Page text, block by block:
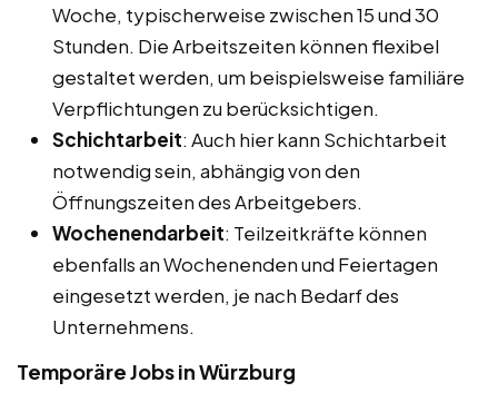
Woche, typischerweise zwischen 15 und 30
Stunden. Die Arbeitszeiten können flexibel
gestaltet werden, um beispielsweise familiäre
Verpflichtungen zu berücksichtigen.
Schichtarbeit: Auch hier kann Schichtarbeit
notwendig sein, abhängig von den
Öffnungszeiten des Arbeitgebers.
Wochenendarbeit: Teilzeitkräfte können
ebenfalls an Wochenenden und Feiertagen
eingesetzt werden, je nach Bedarf des
Unternehmens.
Temporäre Jobs in Würzburg